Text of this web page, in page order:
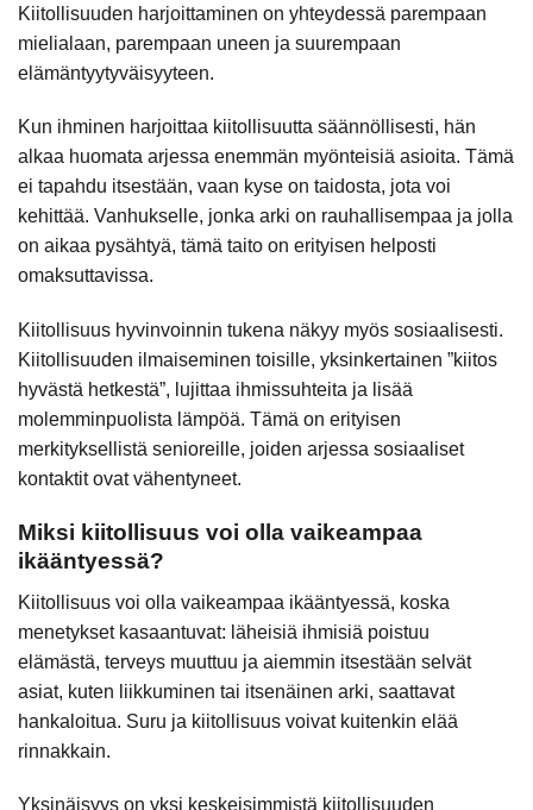
Kiitollisuuden harjoittaminen on yhteydessä parempaan
mielialaan, parempaan uneen ja suurempaan
elämäntyytyväisyyteen.
Kun ihminen harjoittaa kiitollisuutta säännöllisesti, hän
alkaa huomata arjessa enemmän myönteisiä asioita. Tämä
ei tapahdu itsestään, vaan kyse on taidosta, jota voi
kehittää. Vanhukselle, jonka arki on rauhallisempaa ja jolla
on aikaa pysähtyä, tämä taito on erityisen helposti
omaksuttavissa.
Kiitollisuus hyvinvoinnin tukena näkyy myös sosiaalisesti.
Kiitollisuuden ilmaiseminen toisille, yksinkertainen ”kiitos
hyvästä hetkestä”, lujittaa ihmissuhteita ja lisää
molemminpuolista lämpöä. Tämä on erityisen
merkityksellistä senioreille, joiden arjessa sosiaaliset
kontaktit ovat vähentyneet.
Miksi kiitollisuus voi olla vaikeampaa
ikääntyessä?
Kiitollisuus voi olla vaikeampaa ikääntyessä, koska
menetykset kasaantuvat: läheisiä ihmisiä poistuu
elämästä, terveys muuttuu ja aiemmin itsestään selvät
asiat, kuten liikkuminen tai itsenäinen arki, saattavat
hankaloitua. Suru ja kiitollisuus voivat kuitenkin elää
rinnakkain.
Yksinäisyys on yksi keskeisimmistä kiitollisuuden